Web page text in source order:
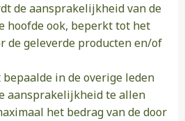
de aansprakelijkheid van de
hoofde ook, beperkt tot het
de geleverde producten en/of
in de overige leden
aansprakelijkheid te allen
het bedrag van de door